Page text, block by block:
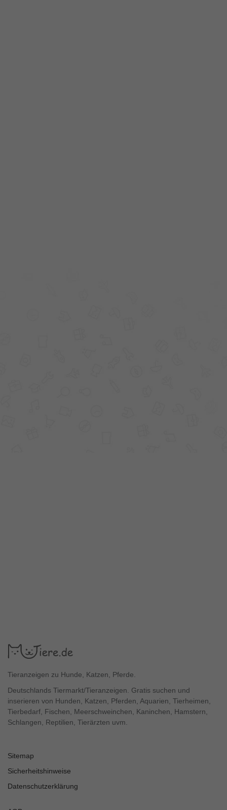
Tieranzeigen zu Hunde, Katzen, Pferde.
Deutschlands Tiermarkt/Tieranzeigen. Gratis suchen und
inserieren von Hunden, Katzen, Pferden, Aquarien, Tierheimen,
Tierbedarf, Fischen, Meerschweinchen, Kaninchen, Hamstern,
Schlangen, Reptilien, Tierärzten uvm.
Sitemap
Sicherheitshinweise
Datenschutzerklärung